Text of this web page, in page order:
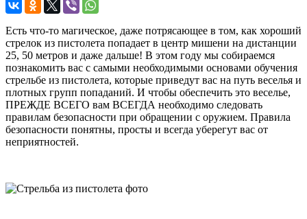
Есть что-то магическое, даже потрясающее в том, как хороший
стрелок из пистолета попадает в центр мишени на дистанции
25, 50 метров и даже дальше! В этом году мы собираемся
познакомить вас с самыми необходимыми основами обучения
стрельбе из пистолета, которые приведут вас на путь веселья и
плотных групп попаданий. И чтобы обеспечить это веселье,
ПРЕЖДЕ ВСЕГО вам ВСЕГДА необходимо следовать
правилам безопасности при обращении с оружием. Правила
безопасности понятны, просты и всегда уберегут вас от
неприятностей.